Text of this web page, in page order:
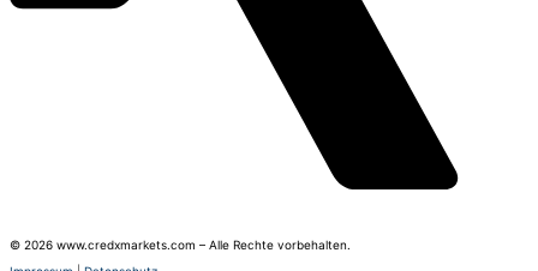
© 2026 www.credxmarkets.com – Alle Rechte vorbehalten.